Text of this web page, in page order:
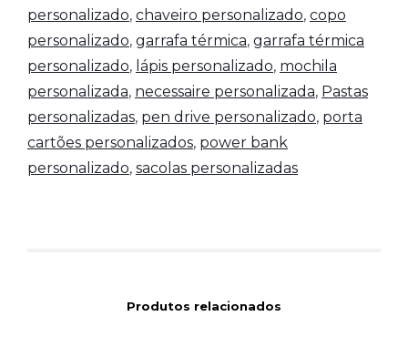
personalizado, chaveiro personalizado, copo
personalizado, garrafa térmica, garrafa térmica
personalizado, lápis personalizado, mochila
personalizada, necessaire personalizada, Pastas
personalizadas, pen drive personalizado, porta
cartões personalizados, power bank
personalizado, sacolas personalizadas
Produtos relacionados